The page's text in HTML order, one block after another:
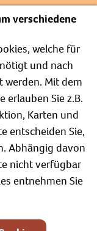
verschiedene
welche für
und nach
werden. Mit dem
erlauben Sie z.B.
Karten und
entscheiden Sie,
Abhängig davon
nicht verfügbar
entnehmen Sie